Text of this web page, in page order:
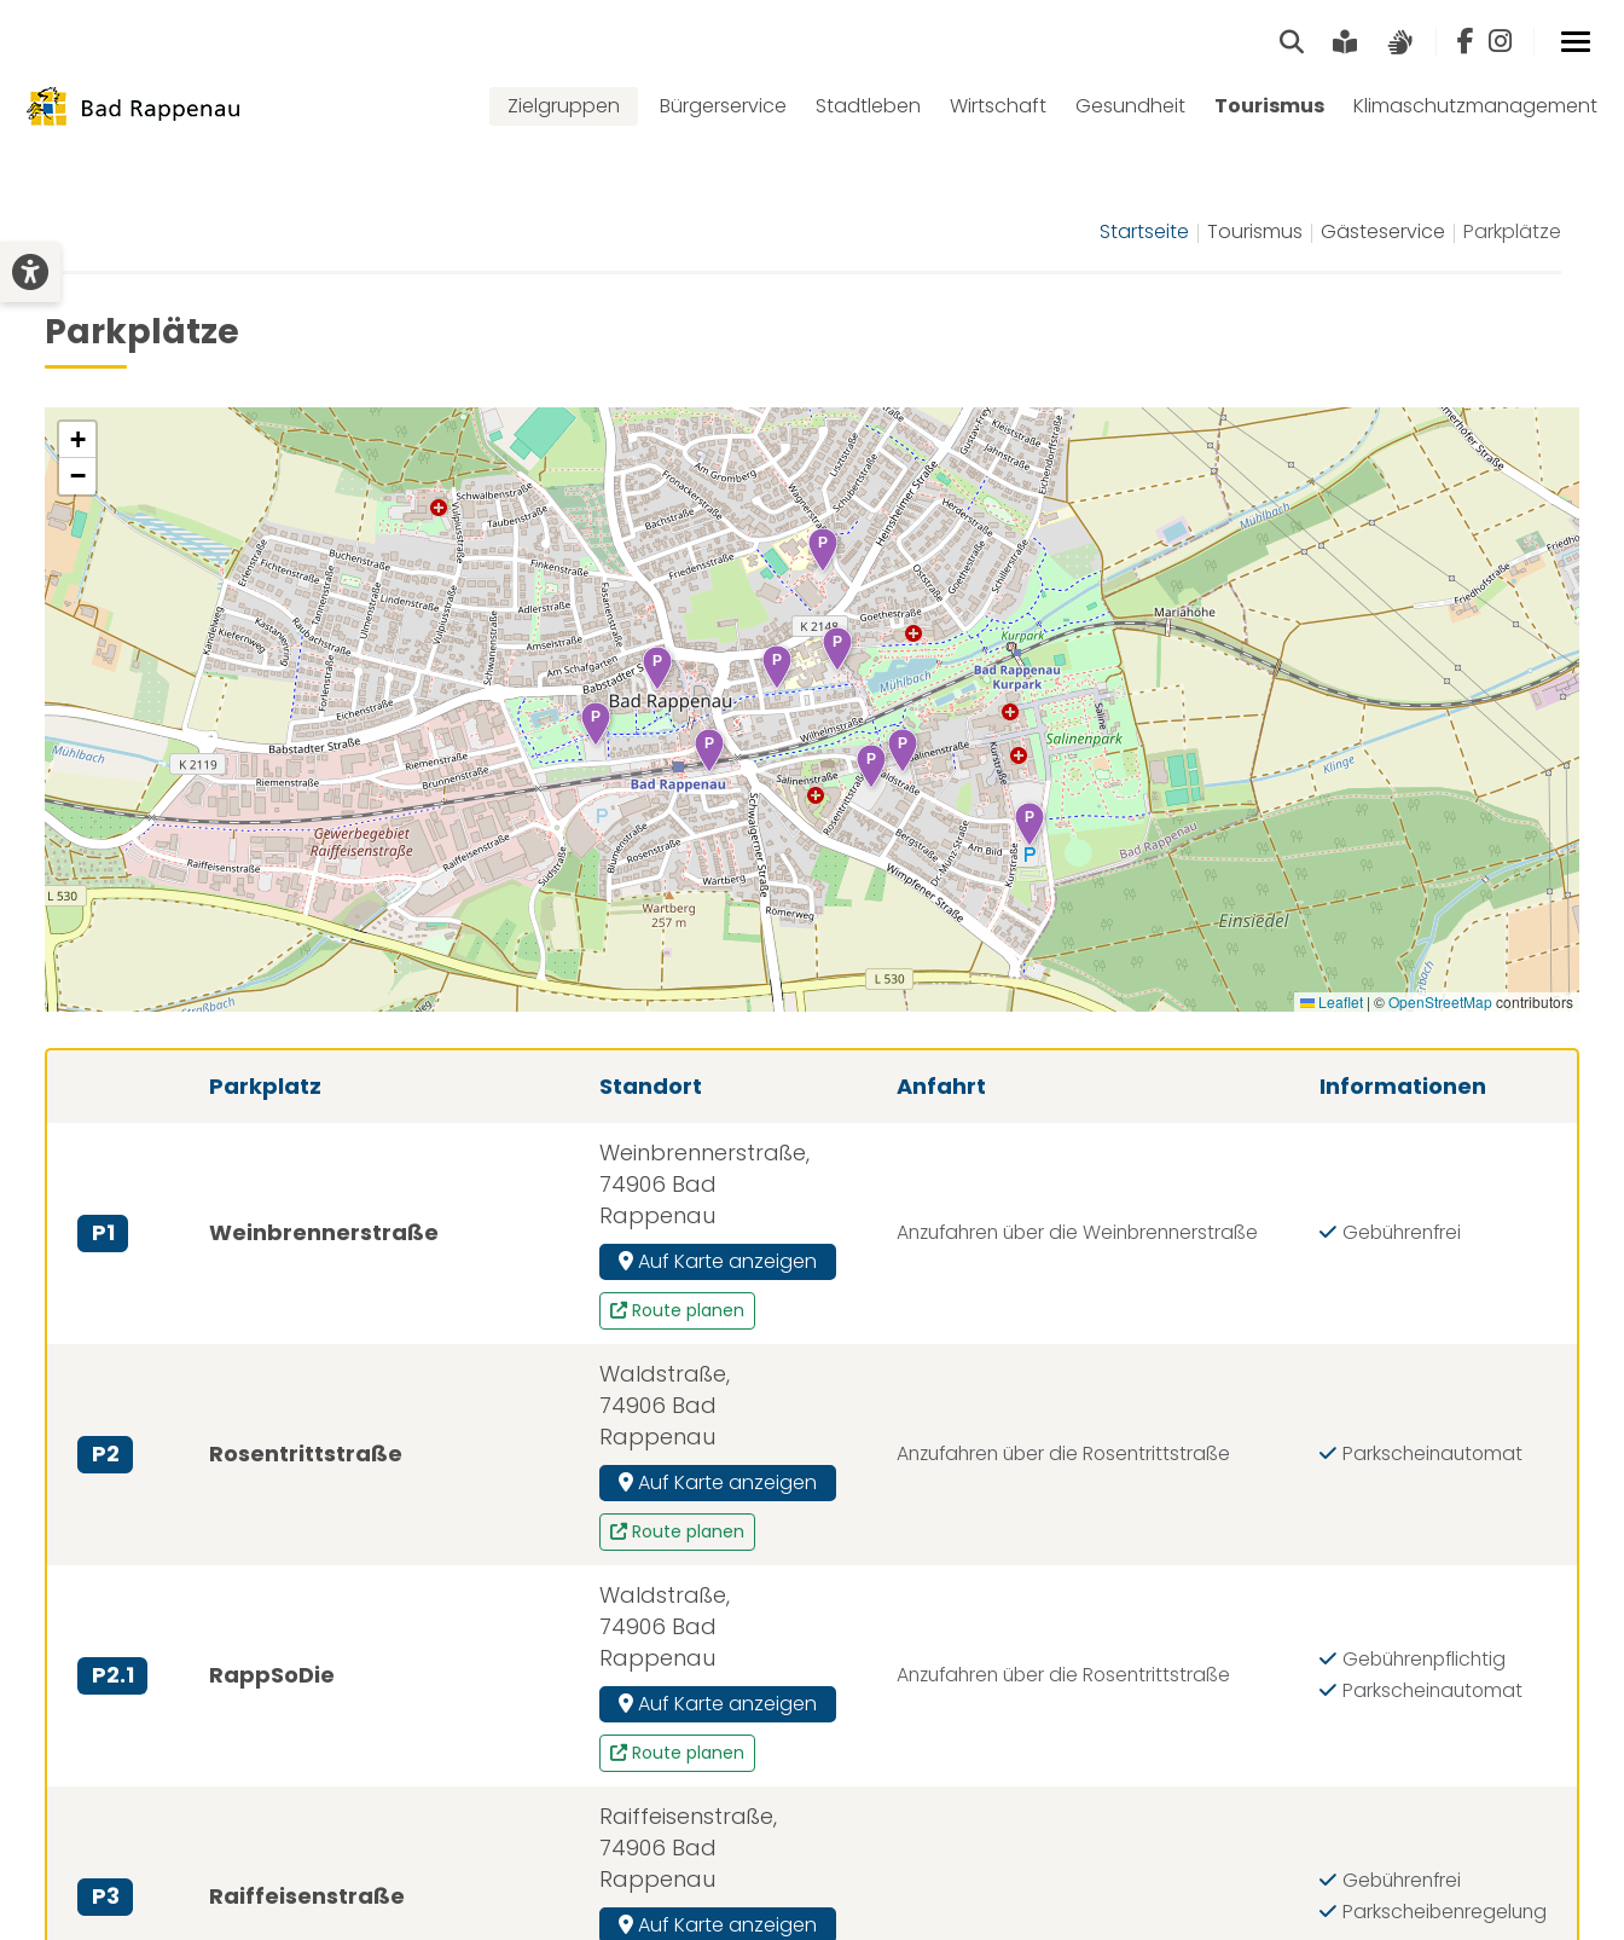
SucheLeichte Sprache
Zielgruppen Bürgerservice Stadtleben Wirtschaft Gesundheit Tourismus Klimaschutzmanagement
Startseite Tourismus Gästeservice Parkplätze
Parkplätze
P
P
P
P
P
P P
P
P
+
−
Leaflet | ©OpenStreetMapcontributors
Parkplatz Standort Anfahrt Informationen
P1 Weinbrennerstraße
Weinbrennerstraße,
74906 Bad
Rappenau
Auf Karte anzeigen
Route planen
Anzufahren über die Weinbrennerstraße Gebührenfrei
P2 Rosentrittstraße
Waldstraße,
74906 Bad
Rappenau
Auf Karte anzeigen
Route planen
Anzufahren über die Rosentrittstraße Parkscheinautomat
P2.1 RappSoDie
Waldstraße,
74906 Bad
Rappenau
Auf Karte anzeigen
Route planen
Anzufahren über die Rosentrittstraße
Gebührenpflichtig
Parkscheinautomat
P3 Raiffeisenstraße
Raiffeisenstraße,
74906 Bad
Rappenau
Auf Karte anzeigen
Gebührenfrei
Parkscheibenregelung